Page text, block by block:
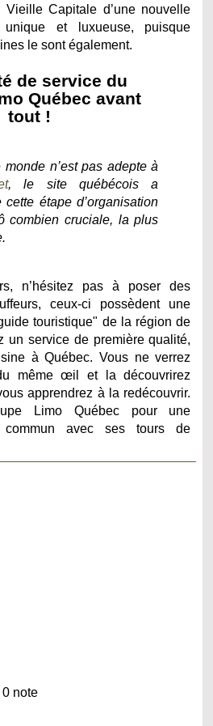
Capitale d’une nouvelle
et luxueuse, puisque
le sont également.
de service du
Québec avant
tout !
n’est pas adepte à
, le site québécois a
étape d’organisation
combien cruciale, la plus
n’hésitez pas à poser des
ceux-ci possèdent une
touristique" de la région de
un service de première qualité,
à Québec. Vous ne verrez
même œil et la découvrirez
apprendrez à la redécouvrir.
Limo Québec pour une
avec ses tours de
note